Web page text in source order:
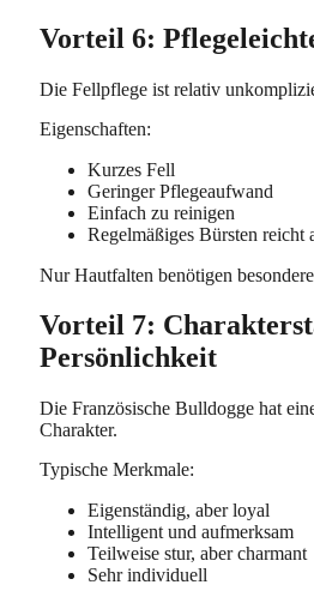
Vorteil 6:
Die Fellpflege ist relativ
Eigenschaften:
Kurzes Fell
Geringer Pflegeaufwand
Einfach zu reinigen
Regelmäßiges Bürsten reicht
Nur Hautfalten benötigen
Vorteil 7:
Persönlichkeit
Die Französische Bulldogge hat
Charakter.
Typische Merkmale:
Eigenständig, aber loyal
Intelligent und aufmerksam
Teilweise stur, aber charmant
Sehr individuell